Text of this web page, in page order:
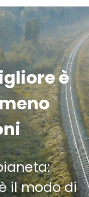
è
il modo di